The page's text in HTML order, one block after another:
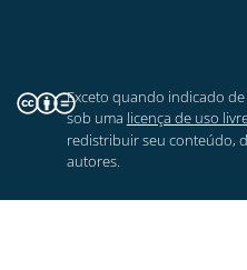
Exceto quando indicado
sob uma licença de uso
redistribuir seu conteúdo,
autores.